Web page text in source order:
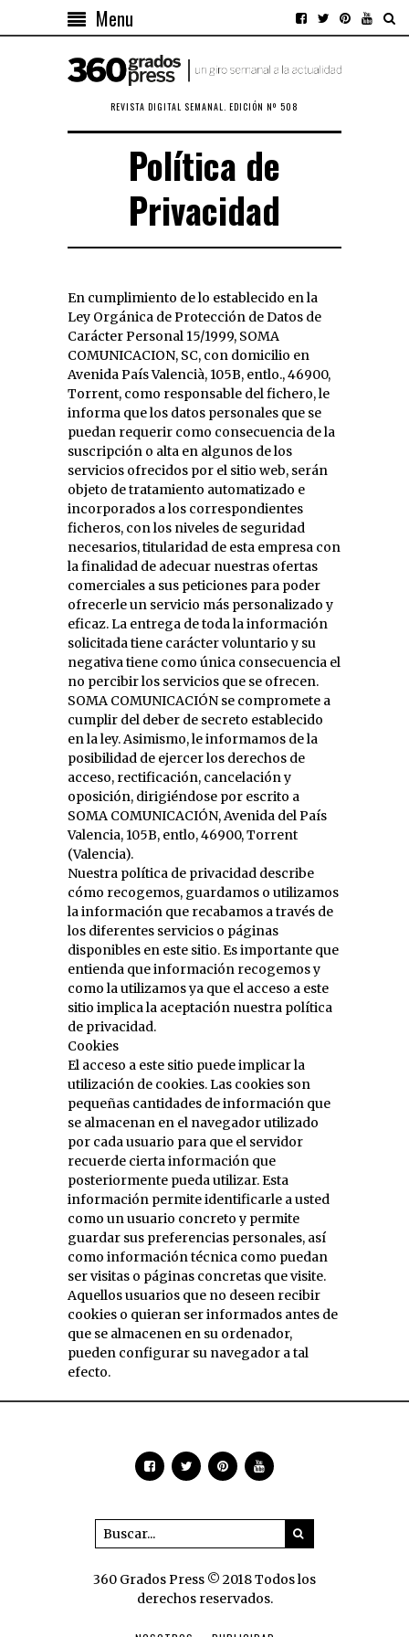
Menu
REVISTA DIGITAL SEMANAL. EDICIÓN Nº 508
Política de
Privacidad
En cumplimiento de lo establecido en la
Ley Orgánica de Protección de Datos de
Carácter Personal 15/1999, SOMA
COMUNICACION, SC, con domicilio en
Avenida País Valencià, 105B, entlo., 46900,
Torrent, como responsable del fichero, le
informa que los datos personales que se
puedan requerir como consecuencia de la
suscripción o alta en algunos de los
servicios ofrecidos por el sitio web, serán
objeto de tratamiento automatizado e
incorporados a los correspondientes
ficheros, con los niveles de seguridad
necesarios, titularidad de esta empresa con
la finalidad de adecuar nuestras ofertas
comerciales a sus peticiones para poder
ofrecerle un servicio más personalizado y
eficaz. La entrega de toda la información
solicitada tiene carácter voluntario y su
negativa tiene como única consecuencia el
no percibir los servicios que se ofrecen.
SOMA COMUNICACIÓN se compromete a
cumplir del deber de secreto establecido
en la ley. Asimismo, le informamos de la
posibilidad de ejercer los derechos de
acceso, rectificación, cancelación y
oposición, dirigiéndose por escrito a
SOMA COMUNICACIÓN, Avenida del País
Valencia, 105B, entlo, 46900, Torrent
(Valencia).
Nuestra política de privacidad describe
cómo recogemos, guardamos o utilizamos
la información que recabamos a través de
los diferentes servicios o páginas
disponibles en este sitio. Es importante que
entienda que información recogemos y
como la utilizamos ya que el acceso a este
sitio implica la aceptación nuestra política
de privacidad.
Cookies
El acceso a este sitio puede implicar la
utilización de cookies. Las cookies son
pequeñas cantidades de información que
se almacenan en el navegador utilizado
por cada usuario para que el servidor
recuerde cierta información que
posteriormente pueda utilizar. Esta
información permite identificarle a usted
como un usuario concreto y permite
guardar sus preferencias personales, así
como información técnica como puedan
ser visitas o páginas concretas que visite.
Aquellos usuarios que no deseen recibir
cookies o quieran ser informados antes de
que se almacenen en su ordenador,
pueden configurar su navegador a tal
efecto.
360 Grados Press © 2018 Todos los
derechos reservados.